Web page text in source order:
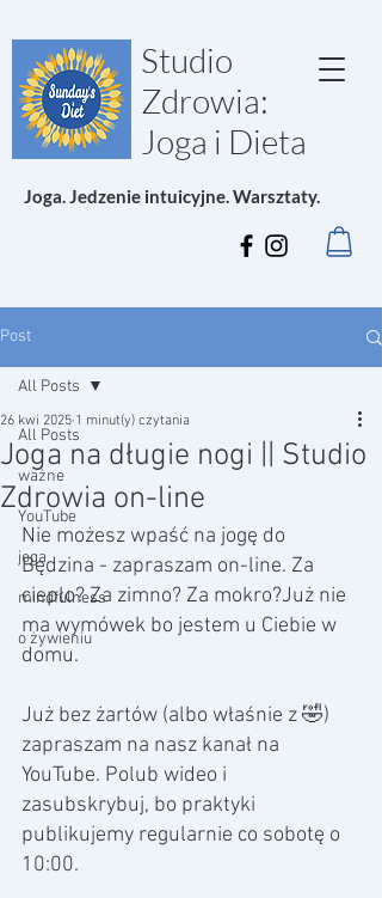
Studio
Zdrowia:
Joga i Dieta
Joga. Jedzenie intuicyjne. Warsztaty.
Post
All Posts
ważne
YouTube
joga
mindfulness
o żywieniu
All Posts
Joga na długie nogi || Studio
Zdrowia on-line
26 kwi 2025 1 minut(y) czytania
Nie możesz wpaść na jogę do
Będzina - zapraszam on-line. Za
ciepło? Za zimno? Za mokro?Już nie
ma wymówek bo jestem u Ciebie w
domu.
Już bez żartów (albo właśnie z 🤣)
zapraszam na nasz kanał na
YouTube. Polub wideo i
zasubskrybuj, bo praktyki
publikujemy regularnie co sobotę o
10:00.